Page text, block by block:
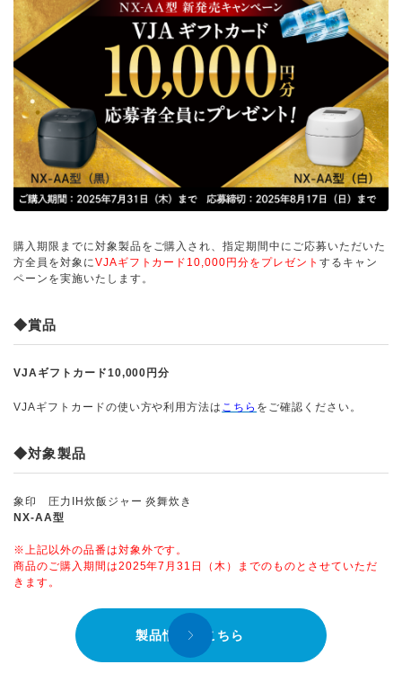
購入期限までに対象製品をご購入され、指定期間中にご応募いただいた
方全員を対象にVJAギフトカード10,000円分をプレゼント するキャン
ペーンを実施いたします。
◆賞品
VJAギフトカード10,000円分
VJAギフトカードの使い方や利用方法は こちら をご確認ください。
◆対象製品
象印 圧力IH炊飯ジャー 炎舞炊き
NX-AA型
※上記以外の品番は対象外です。
商品のご購入期間は2025年7月31日（木）までのものとさせていただ
きます。
製品情報はこちら